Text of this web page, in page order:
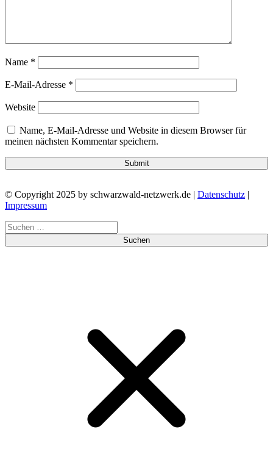
Name *
E-Mail-Adresse *
Website
Name, E-Mail-Adresse und Website in diesem Browser für
meinen nächsten Kommentar speichern.
© Copyright 2025 by schwarzwald-netzwerk.de | Datenschutz |
Impressum
Suchen
nach: